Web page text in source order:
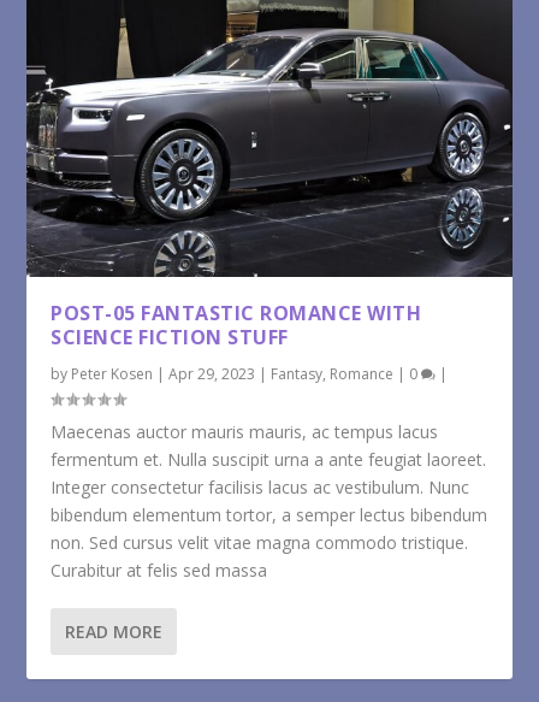
POST-05 FANTASTIC ROMANCE WITH
SCIENCE FICTION STUFF
by Peter Kosen |Apr 29, 2023 | Fantasy, Romance | 0 |
Maecenas auctor mauris mauris, ac tempus lacus
fermentum et. Nulla suscipit urna a ante feugiat laoreet.
Integer consectetur facilisis lacus ac vestibulum. Nunc
bibendum elementum tortor, a semper lectus bibendum
non. Sed cursus velit vitae magna commodo tristique.
Curabitur at felis sed massa
READ MORE